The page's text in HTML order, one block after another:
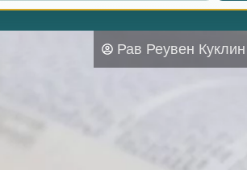
Рав Реувен Куклин